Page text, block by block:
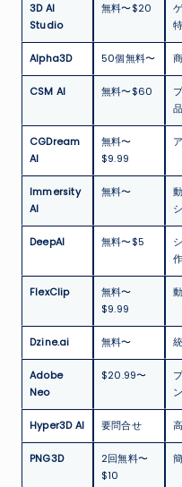
3D AI
Studio
無料〜$20
Alpha3D 50個無料〜
CSM AI 無料〜$60
CGDream
AI
無料〜
$9.99
Immersity
AI
無料〜
DeepAI 無料〜$5
作
FlexClip
無料〜
$9.99
Dzine.ai 無料〜
Adobe
Neo
$20.99〜
ン
Hyper3D AI 要問合せ
PNG3D
2回無料〜
$10